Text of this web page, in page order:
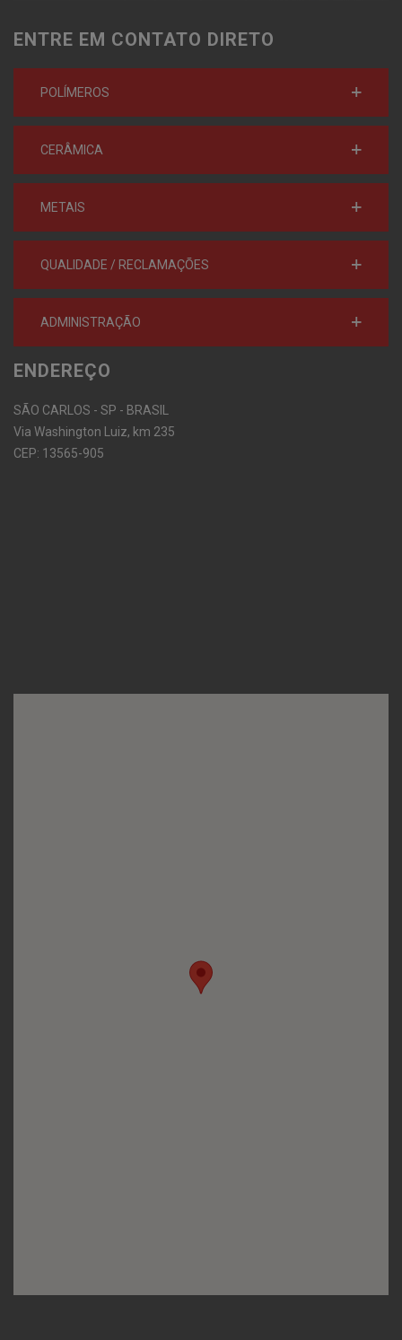
ENTRE EM CONTATO DIRETO
POLÍMEROS
CERÂMICA
METAIS
QUALIDADE / RECLAMAÇÕES
ADMINISTRAÇÃO
ENDEREÇO
SÃO CARLOS - SP - BRASIL
Via Washington Luiz, km 235
CEP: 13565-905